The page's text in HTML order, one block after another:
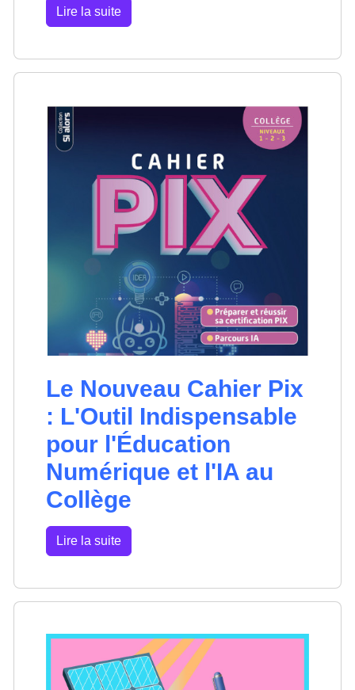
Lire la suite
Le Nouveau Cahier Pix
: L'Outil Indispensable
pour l'Éducation
Numérique et l'IA au
Collège
Lire la suite